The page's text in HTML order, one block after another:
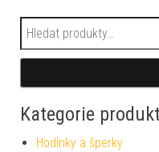
Hledat:
Kategorie
Hodinky a šperky